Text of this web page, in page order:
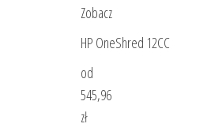
Zobacz
HP OneShred 12CC
od
545,96
zł